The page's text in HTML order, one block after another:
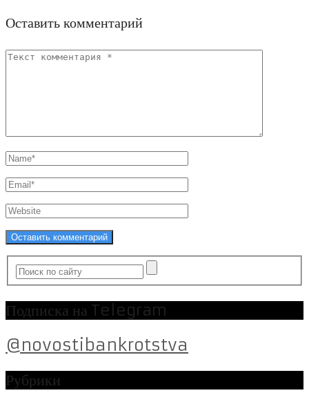
Оставить комментарий
Подписка на Telegram
@novostibankrotstva
Рубрики